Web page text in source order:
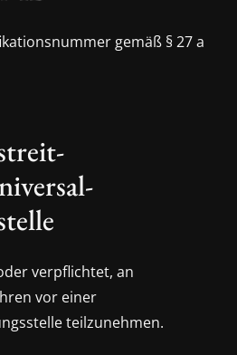
gemäß § 27 a
verpflichtet, an
vor einer
teilzunehmen.